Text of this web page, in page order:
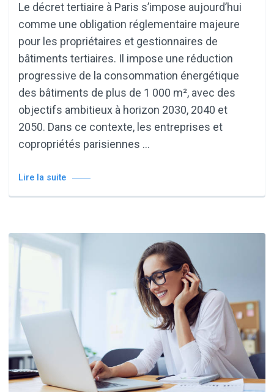
Le décret tertiaire à Paris s’impose aujourd’hui
comme une obligation réglementaire majeure
pour les propriétaires et gestionnaires de
bâtiments tertiaires. Il impose une réduction
progressive de la consommation énergétique
des bâtiments de plus de 1 000 m², avec des
objectifs ambitieux à horizon 2030, 2040 et
2050. Dans ce contexte, les entreprises et
copropriétés parisiennes …
Lire la suite